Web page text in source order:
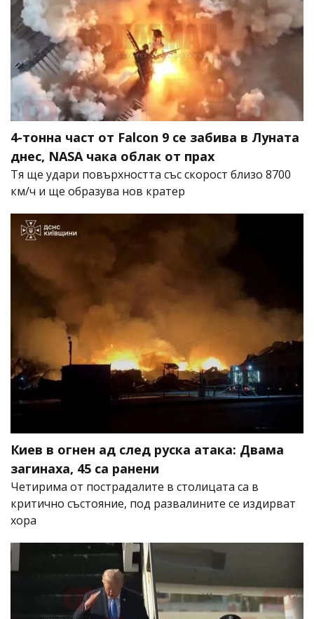
4-тонна част от Falcon 9 се забива в Луната
днес, NASA чака облак от прах
Тя ще удари повърхността със скорост близо 8700
км/ч и ще образува нов кратер
Киев в огнен ад след руска атака: Двама
загинаха, 45 са ранени
Четирима от пострадалите в столицата са в
критично състояние, под развалините се издирват
хора